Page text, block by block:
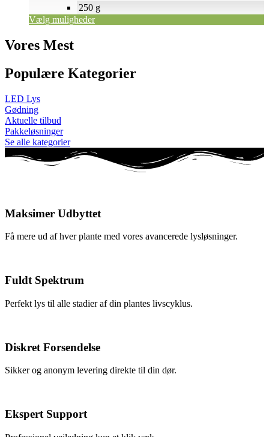
Vælg muligheder
250 g
Vores Mest
Populære Kategorier
LED Lys
Gødning
Aktuelle tilbud
Pakkeløsninger
Se alle kategorier
Maksimer Udbyttet
Få mere ud af hver plante med vores avancerede lysløsninger.
Fuldt Spektrum
Perfekt lys til alle stadier af din plantes livscyklus.
Diskret Forsendelse
Sikker og anonym levering direkte til din dør.
Ekspert Support